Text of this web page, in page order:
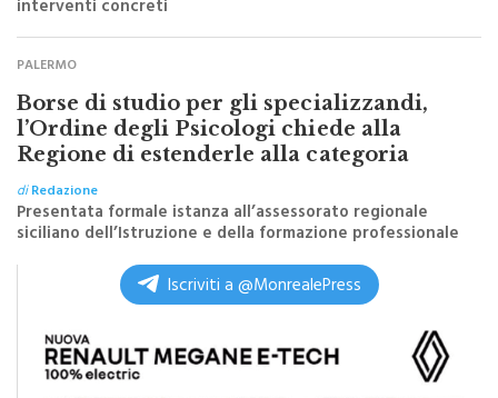
PALERMO
Borse di studio per gli specializzandi,
l’Ordine degli Psicologi chiede alla
Regione di estenderle alla categoria
diRedazione
Presentata formale istanza all’assessorato regionale
siciliano dell’Istruzione e della formazione professionale
Iscriviti a @MonrealePress